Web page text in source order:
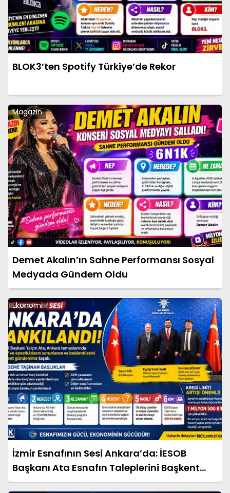
BLOK3’ten Spotify Türkiye’de Rekor
Magazin
Demet Akalın’ın Sahne Performansı Sosyal
Medyada Gündem Oldu
Ekonomi
İzmir Esnafının Sesi Ankara’da: İESOB
Başkanı Ata Esnafın Taleplerini Başkent
Gündemine Taşıdı